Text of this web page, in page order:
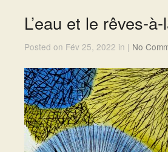
L’eau et le rêves-à-
Posted on Fév 25, 2022 in | No